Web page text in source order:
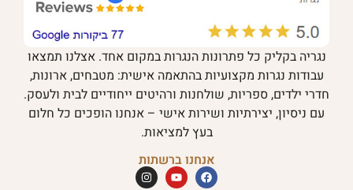
נגריה בקליק כל פתרונות הנגרות במקום אחד. אצלנו תמצאו
עבודות נגרות מקצועיות בהתאמה אישית: מטבחים, ארונות,
חדרי ילדים, ספריות, שולחנות ורהיטים ייחודיים לבית ולעסק.
עם ניסיון, יצירתיות ושירות אישי – אנחנו הופכים כל חלום
בעץ למציאות.
אנחנו ברשתות